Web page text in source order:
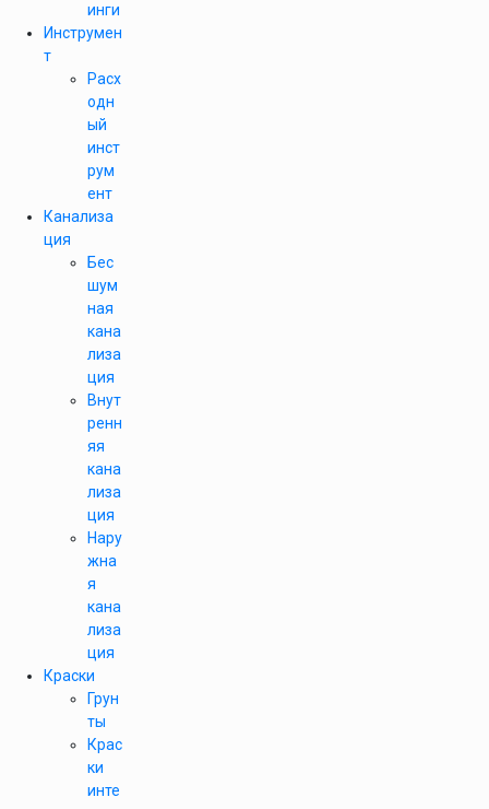
инги
Инструмен
т
Расх
одн
ый
инст
рум
ент
Канализа
ция
Бес
шум
ная
кана
лиза
ция
Внут
ренн
яя
кана
лиза
ция
Нару
жна
я
кана
лиза
ция
Краски
Грун
ты
Крас
ки
инте